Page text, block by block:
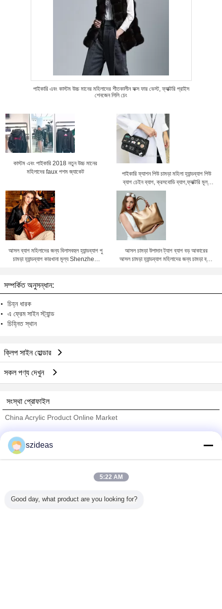
পাইকারি এবং কাস্টম উচ্চ মানের মহিলাদের শীতকালীন ফক্স ফার ভেস্ট, ফ্যাক্টরি প্রাইস
শেনজেন লিলি চেং
কাস্টম এবং পাইকারি 2018 নতুন উচ্চ মানের
মহিলাদের faux পশম জ্যাকেট
পাইকারি ফ্যাশন পিউ চামড়া মহিলা হ্যান্ডব্যাগ পিউ
ব্যাগ চেইন ব্যাগ, ক্রসবোডি ব্যাগ,ফ্যাক্টরি মূল্য
Shenzhen Lily Cheng
আসল ব্যাগ মহিলাদের জন্য বিলাসবহুল হ্যান্ডব্যাগ পু
চামড়া হ্যান্ডব্যাগ কারখানা মূল্য Shenzhen
আসল চামড়া উপাদান ট্যাগ ব্যাগ বড় আকারের
আসল চামড়া হ্যান্ডব্যাগ মহিলাদের জন্য চামড়া ব্যাগ
সম্পর্কিত অনুসন্ধান:
চিহ্ন ধারক
এ ফ্রেম সাইন স্ট্যান্ড
চিহ্নিত স্থান
ক্লিপ সাইন হোল্ডার
সকল পণ্য দেখুন
সংস্থা প্রোফাইল
China Acrylic Product Online Market
Trust Seal
szideas
5:22 AM
Good day, what product are you looking for?